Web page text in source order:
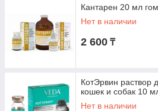
Кантарен 20 мл
Нет в наличии
2 600 ₸
КотЭрвин раствор
кошек и собак 10
Нет в наличии